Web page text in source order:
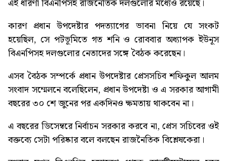
এই ধারণা বিএনপিসহ রাজনৈতিক দলগুলোর মধ্যেও রয়েছে।
কারণ প্রধান উপদেষ্টার পদত্যাগের ভাবনা নিয়ে যে সংকট
হয়েছিল, সে পটভূমিতে গত শনি ও রোববার অধ্যাপক ইউনূস
বিএনপিসহ দলগুলোর নেতাদের সঙ্গে বৈঠক করেছেন।
এসব বৈঠক সম্পর্কে প্রধান উপদেষ্টার প্রেসসচিব শফিকুল আলম
সংবাদ সম্মেলনে বলেছিলেন, প্রধান উপদেষ্টা ও এ সরকার আগামী
বছরের ৩০ শে জুনের পর একদিনও ক্ষমতায় থাকবেন না।
এ বছরের ডিসেম্বরে নির্বাচন সরকার করবে না, প্রেস সচিবের ওই
বক্তব্যে সেটা পরিষ্কার বলে বলছেন রাজনৈতিক বিশ্লেষকেরা।